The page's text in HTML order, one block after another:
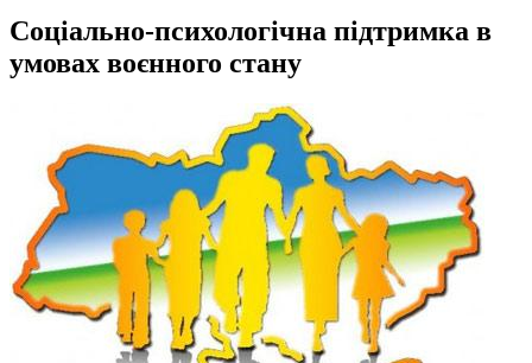
Соціально-психологічна підтримка в
умовах воєнного стану